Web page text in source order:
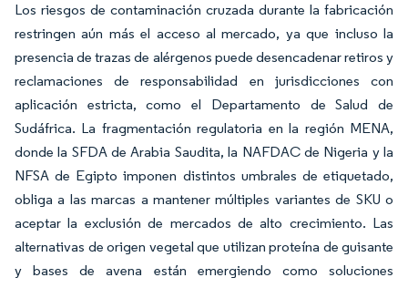
Los riesgos de contaminación cruzada durante la fabricación
restringen aún más el acceso al mercado, ya que incluso la
presencia de trazas de alérgenos puede desencadenar retiros y
reclamaciones de responsabilidad en jurisdicciones con
aplicación estricta, como el Departamento de Salud de
Sudáfrica. La fragmentación regulatoria en la región MENA,
donde la SFDA de Arabia Saudita, la NAFDAC de Nigeria y la
NFSA de Egipto imponen distintos umbrales de etiquetado,
obliga a las marcas a mantener múltiples variantes de SKU o
aceptar la exclusión de mercados de alto crecimiento. Las
alternativas de origen vegetal que utilizan proteína de guisante
y bases de avena están emergiendo como soluciones